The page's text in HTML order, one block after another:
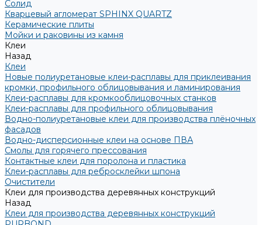
Солид
Кварцевый агломерат SPHINX QUARTZ
Керамические плиты
Мойки и раковины из камня
Клеи
Назад
Клеи
Новые полиуретановые клеи-расплавы для приклеивания
кромки, профильного облицовывания и ламинирования
Клеи-расплавы для кромкооблицовочных станков
Клеи-расплавы для профильного облицовывания
Водно-полиуретановые клеи для производства плёночных
фасадов
Водно-дисперсионные клеи на основе ПВА
Смолы для горячего прессования
Контактные клеи для поролона и пластика
Клеи-расплавы для ребросклейки шпона
Очистители
Клеи для производства деревянных конструкций
Назад
Клеи для производства деревянных конструкций